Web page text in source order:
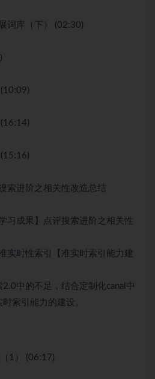
词库（下） (02:30)
索进阶之相关性改造总结
习成果】点评搜索进阶之相关性
实时性索引【准实时索引能力建
中的不足，结合定制化canal中
索引能力的建设。
1） (06:17)